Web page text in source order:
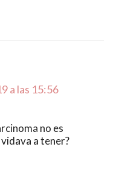
a las 15:56
no es
a tener?